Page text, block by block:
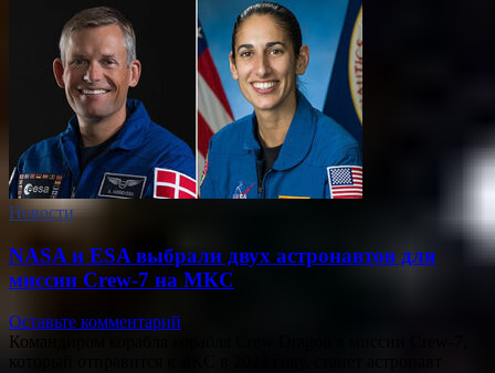
Новости
NASA и ESA выбрали двух астронавтов для
миссии Crew-7 на МКС
Оставьте комментарий
Командиром корабля корабля Crew Dragon в миссии Crew-7,
который отправится к мКС в 2023 году, станет астронавт